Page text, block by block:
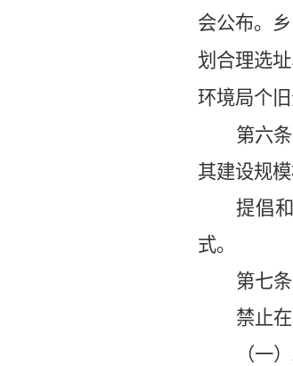
会公布。
划合理选
环境局个
第六条
其建设规
提倡
式。
第七条
禁止
（一）